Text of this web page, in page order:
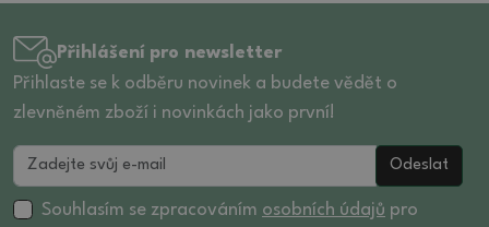
Přihlášení pro newsletter
Přihlaste se k odběru novinek a budete vědět o
zlevněném zboží i novinkách jako první!
Odeslat
Souhlasím se zpracováním osobních údajů pro